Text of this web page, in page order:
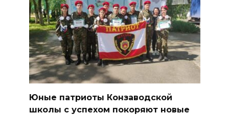
Юные патриоты Конзаводской
школы с успехом покоряют новые